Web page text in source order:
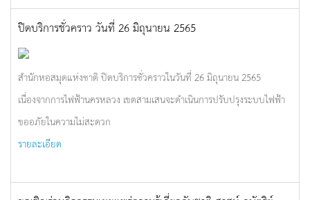
ปิดบริการชั่วคราว วันที่ 26 มิถุนายน 2565
สำนักหอสมุดแห่งชาติ ปิดบริการชั่วคราวในวันที่ 26 มิถุนายน 2565
เนื่องจากการไฟฟ้านครหลวง เขตสามเสนจะดำเนินการปรับปรุงระบบไฟฟ้า
ขออภัยในความไม่สะดวก
รายละเอียด